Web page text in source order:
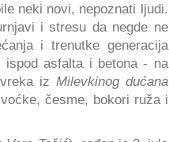
neki novi, nepoznati ljudi.
i stresu da negde ne
i trenutke generacija
ispod asfalta i betona - na
iz Milevkinog dućana
česme, bokori ruža i